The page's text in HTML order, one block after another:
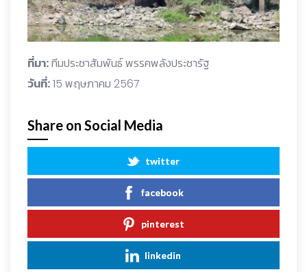
ที่มา:ทีมประชาสัมพันธ์ พรรคพลังประชารัฐ
วันที่:15 พฤษภาคม 2567
Share on Social Media
twitter
facebook
pinterest
linkedin